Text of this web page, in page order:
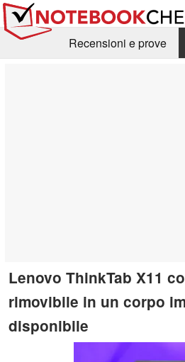
Recensioni e prove
Lenovo ThinkTab X11
rimovibile in un corpo
disponibile